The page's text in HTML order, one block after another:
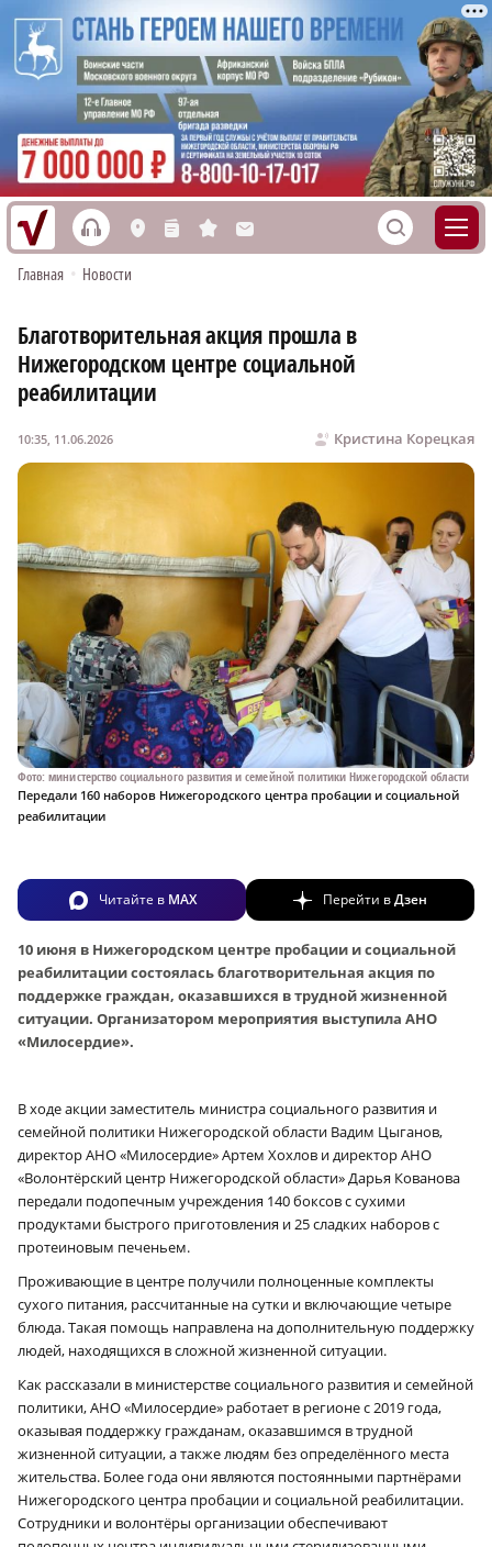
h L n s M S
Главная • Новости
Благотворительная акция прошла в
Нижегородском центре социальной
реабилитации
Кристина Корецкая
10:35, 11.06.2026
Фото: министерство социального развития и семейной политики Нижегородской области
Передали 160 наборов Нижегородского центра пробации и социальной
реабилитации
Читайте в MAX Перейти вДзен
10 июня в Нижегородском центре пробации и социальной
реабилитации состоялась благотворительная акция по
поддержке граждан, оказавшихся в трудной жизненной
ситуации. Организатором мероприятия выступила АНО
«Милосердие».
В ходе акции заместитель министра социального развития и
семейной политики Нижегородской области Вадим Цыганов,
директор АНО «Милосердие» Артем Хохлов и директор АНО
«Волонтёрский центр Нижегородской области» Дарья Кованова
передали подопечным учреждения 140 боксов с сухими
продуктами быстрого приготовления и 25 сладких наборов с
протеиновым печеньем.
Проживающие в центре получили полноценные комплекты
сухого питания, рассчитанные на сутки и включающие четыре
блюда. Такая помощь направлена на дополнительную поддержку
людей, находящихся в сложной жизненной ситуации.
Как рассказали в министерстве социального развития и семейной
политики, АНО «Милосердие» работает в регионе с 2019 года,
оказывая поддержку гражданам, оказавшимся в трудной
жизненной ситуации, а также людям без определённого места
жительства. Более года они являются постоянными партнёрами
Нижегородского центра пробации и социальной реабилитации.
Сотрудники и волонтёры организации обеспечивают